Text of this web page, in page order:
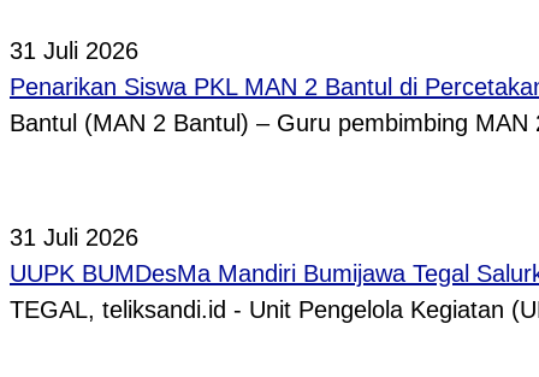
31 Juli 2026
Penarikan Siswa PKL MAN 2 Bantul di
Bantul (MAN 2 Bantul) – Guru pembimbing
31 Juli 2026
UUPK BUMDesMa Mandiri Bumijawa Tegal
TEGAL, teliksandi.id - Unit Pengelola Kegiatan